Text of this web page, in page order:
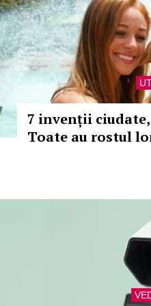
7 invenții
Toate au rostul